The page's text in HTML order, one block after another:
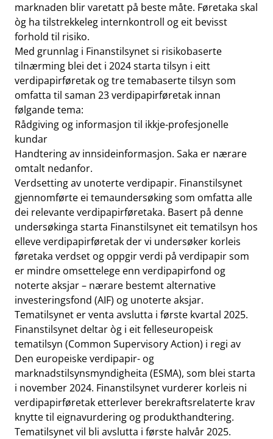
marknaden blir varetatt på beste måte. Føretaka skal
òg ha tilstrekkeleg internkontroll og eit bevisst
forhold til risiko.
Med grunnlag i Finanstilsynet si risikobaserte
tilnærming blei det i 2024 starta tilsyn i eitt
verdipapirføretak og tre temabaserte tilsyn som
omfatta til saman 23 verdipapirføretak innan
følgande tema:
Rådgiving og informasjon til ikkje-profesjonelle
kundar
Handtering av innsideinformasjon. Saka er nærare
omtalt nedanfor.
Verdsetting av unoterte verdipapir. Finanstilsynet
gjennomførte ei temaundersøking som omfatta alle
dei relevante verdipapirføretaka. Basert på denne
undersøkinga starta Finanstilsynet eit tematilsyn hos
elleve verdipapirføretak der vi undersøker korleis
føretaka verdset og oppgir verdi på verdipapir som
er mindre omsettelege enn verdipapirfond og
noterte aksjar – nærare bestemt alternative
investeringsfond (AIF) og unoterte aksjar.
Tematilsynet er venta avslutta i første kvartal 2025.
Finanstilsynet deltar òg i eit felleseuropeisk
tematilsyn (Common Supervisory Action) i regi av
Den europeiske verdipapir- og
marknadstilsynsmyndigheita (ESMA), som blei starta
i november 2024. Finanstilsynet vurderer korleis ni
verdipapirføretak etterlever berekraftsrelaterte krav
knytte til eignavurdering og produkthandtering.
Tematilsynet vil bli avslutta i første halvår 2025.